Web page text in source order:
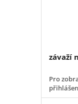
závaží
Pro